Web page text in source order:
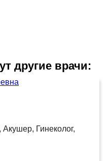
другие врачи:
Гинеколог,